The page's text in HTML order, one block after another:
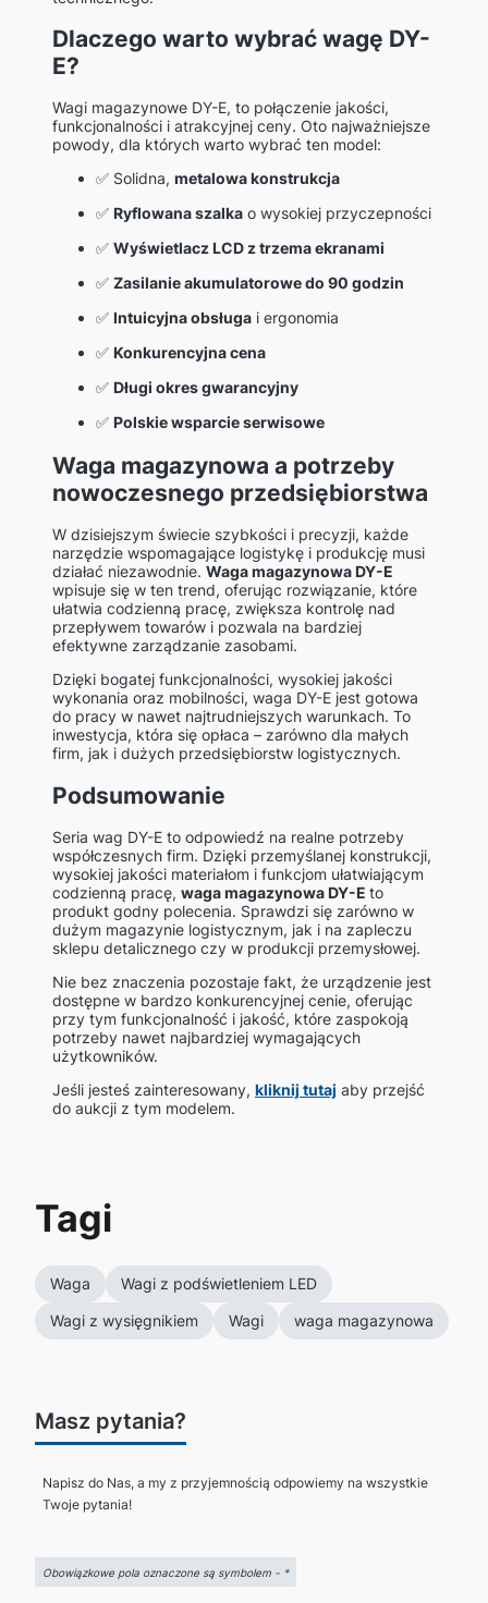
Dlaczego warto wybrać wagę DY-
E?
Wagi magazynowe DY-E, to połączenie jakości,
funkcjonalności i atrakcyjnej ceny. Oto najważniejsze
powody, dla których warto wybrać ten model:
✅ Solidna, metalowa konstrukcja
✅ Ryflowana szalka o wysokiej przyczepności
✅ Wyświetlacz LCD z trzema ekranami
✅ Zasilanie akumulatorowe do 90 godzin
✅ Intuicyjna obsługa i ergonomia
✅ Konkurencyjna cena
✅ Długi okres gwarancyjny
✅ Polskie wsparcie serwisowe
Waga magazynowa a potrzeby
nowoczesnego przedsiębiorstwa
W dzisiejszym świecie szybkości i precyzji, każde
narzędzie wspomagające logistykę i produkcję musi
działać niezawodnie. Waga magazynowa DY-E
wpisuje się w ten trend, oferując rozwiązanie, które
ułatwia codzienną pracę, zwiększa kontrolę nad
przepływem towarów i pozwala na bardziej
efektywne zarządzanie zasobami.
Dzięki bogatej funkcjonalności, wysokiej jakości
wykonania oraz mobilności, waga DY-E jest gotowa
do pracy w nawet najtrudniejszych warunkach. To
inwestycja, która się opłaca – zarówno dla małych
firm, jak i dużych przedsiębiorstw logistycznych.
Podsumowanie
Seria wag DY-E to odpowiedź na realne potrzeby
współczesnych firm. Dzięki przemyślanej konstrukcji,
wysokiej jakości materiałom i funkcjom ułatwiającym
codzienną pracę, waga magazynowa DY-E to
produkt godny polecenia. Sprawdzi się zarówno w
dużym magazynie logistycznym, jak i na zapleczu
sklepu detalicznego czy w produkcji przemysłowej.
Nie bez znaczenia pozostaje fakt, że urządzenie jest
dostępne w bardzo konkurencyjnej cenie, oferując
przy tym funkcjonalność i jakość, które zaspokoją
potrzeby nawet najbardziej wymagających
użytkowników.
Jeśli jesteś zainteresowany, kliknij tutaj aby przejść
do aukcji z tym modelem.
Tagi
Waga
Wagi z podświetleniem LED
Wagi z wysięgnikiem
Wagi waga magazynowa
Masz pytania?
Napisz do Nas, a my z przyjemnością odpowiemy na wszystkie
Twoje pytania!
Obowiązkowe pola oznaczone są symbolem - *